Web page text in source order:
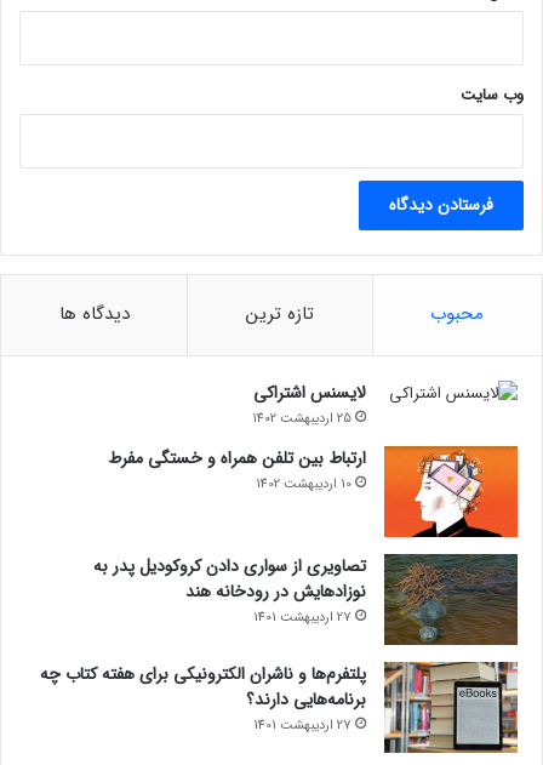
وب‌ سایت
محبوب تازه ترین دیدگاه ها
لایسنس اشتراکی
25 اردیبهشت 1402
ارتباط بین تلفن همراه و خستگی مفرط
10 اردیبهشت 1402
تصاویری از سواری دادن کروکودیل پدر به
نوزادهایش در رودخانه هند
27 اردیبهشت 1401
پلتفرم‌ها و ناشران الکترونیکی برای هفته کتاب چه
برنامه‌هایی دارند؟
27 اردیبهشت 1401